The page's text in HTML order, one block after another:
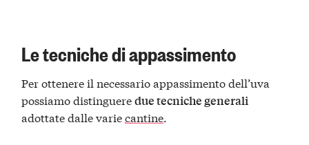
Le tecniche di appassimento
Per ottenere il necessario appassimento dell’uva
possiamo distingueredue tecniche generali
adottate dalle variecantine.